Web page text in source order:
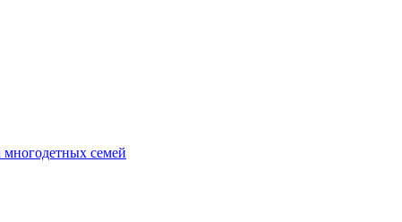
многодетных семей